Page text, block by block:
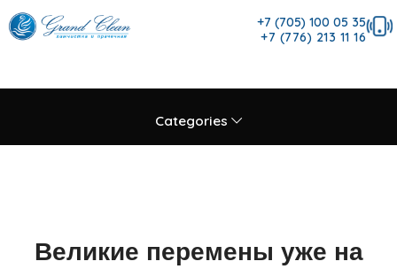
+7 (705) 100 05 35
+7 (776) 213 11 16
Categories
Великие перемены уже на